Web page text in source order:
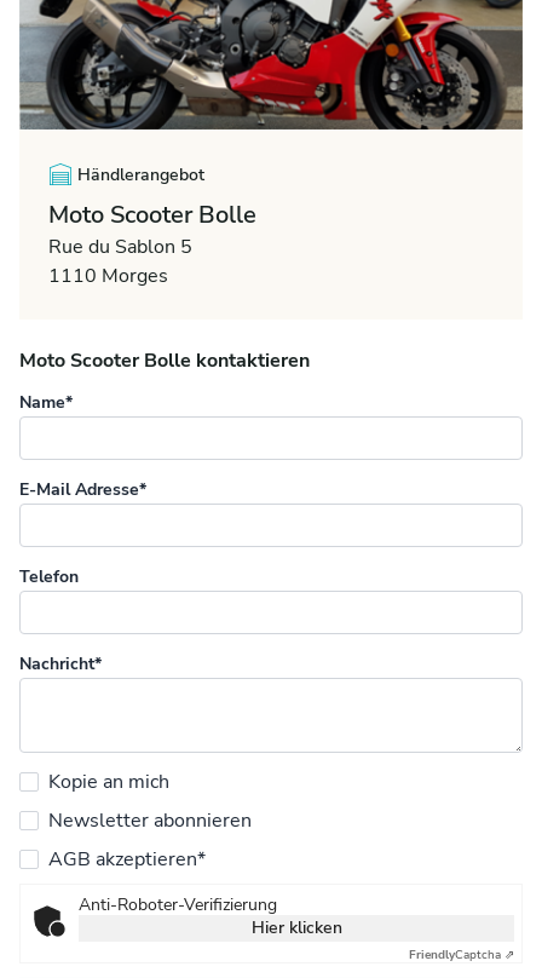
Händlerangebot
Moto Scooter Bolle
Rue du Sablon 5
1110 Morges
Moto Scooter Bolle kontaktieren
Name*
E-Mail Adresse*
Telefon
Nachricht*
Kopie an mich
Newsletter abonnieren
AGB akzeptieren*
Anti-Roboter-Verifizierung
Hier klicken
FriendlyCaptcha ⇗